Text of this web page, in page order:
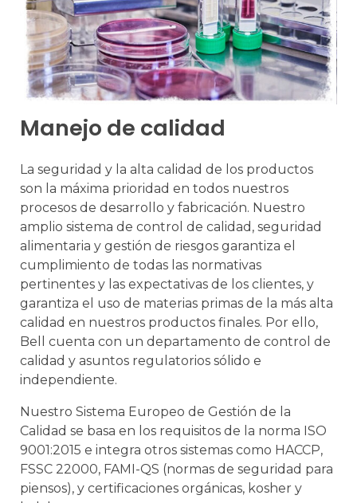
Manejo de calidad
La seguridad y la alta calidad de los productos
son la máxima prioridad en todos nuestros
procesos de desarrollo y fabricación. Nuestro
amplio sistema de control de calidad, seguridad
alimentaria y gestión de riesgos garantiza el
cumplimiento de todas las normativas
pertinentes y las expectativas de los clientes, y
garantiza el uso de materias primas de la más alta
calidad en nuestros productos finales. Por ello,
Bell cuenta con un departamento de control de
calidad y asuntos regulatorios sólido e
independiente.
Nuestro Sistema Europeo de Gestión de la
Calidad se basa en los requisitos de la norma ISO
9001:2015 e integra otros sistemas como HACCP,
FSSC 22000, FAMI-QS (normas de seguridad para
piensos), y certificaciones orgánicas, kosher y